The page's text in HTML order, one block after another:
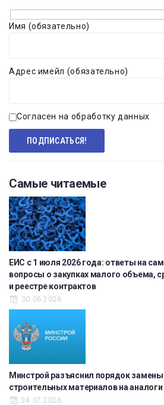
Имя (обязательно)
Адрес имейл (обязательно)
Согласен на обработку данных
Самые читаемые
ЕИС с 1 июля 2026 года: ответы на
вопросы о закупках малого объема,
и реестре контрактов
30.06.2026
Минстрой разъяснил порядок замены
строительных материалов на аналоги
24.07.2026